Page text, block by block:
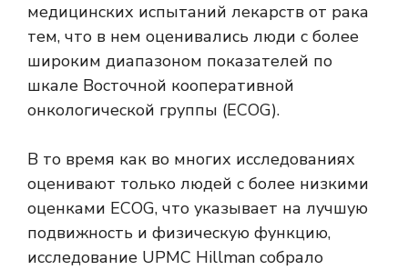
медицинских испытаний лекарств от рака
тем, что в нем оценивались люди с более
широким диапазоном показателей по
шкале Восточной кооперативной
онкологической группы (ECOG).
В то время как во многих исследованиях
оценивают только людей с более низкими
оценками ECOG, что указывает на лучшую
подвижность и физическую функцию,
исследование UPMC Hillman собрало